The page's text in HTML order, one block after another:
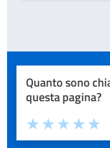
Quanto sono
questa pagina?
Valuta 4
Valuta 3
Valuta 2 stelle
Valuta 1 stelle su 5